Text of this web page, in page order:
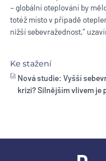
– globální oteplování by
totéž místo v případě
nižší sebevražednost,“
Ke stažení
Nová studie: Vyšší
krizi? Silnějším vlivem je